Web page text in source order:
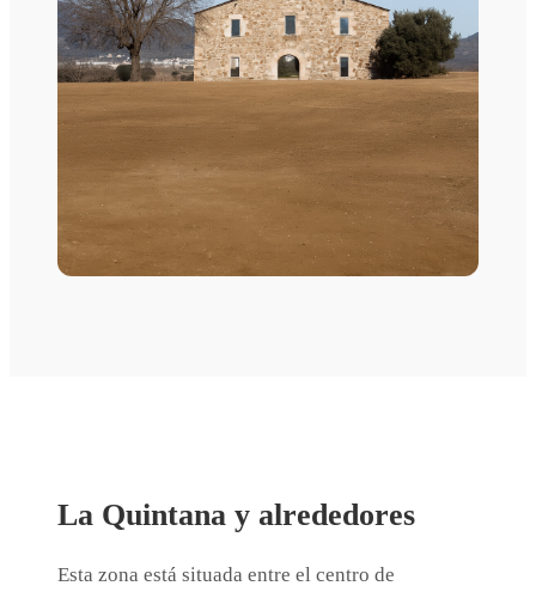
La Quintana y alrededores
Esta zona está situada entre el centro de